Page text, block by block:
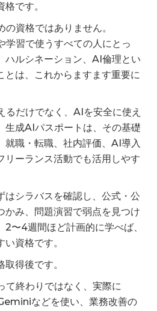
です。
資格ではありません。
学習で使うすべての人にとっ
ハルシネーション、AI倫理とい
とは、これからますます重要に
るだけでなく、AIを安全に使え
生成AIパスポートは、その基礎
就職・転職、社内評価、AI導入
リーランス活動でも活用しやす
はシラバスを確認し、公式・公
かみ、問題演習で弱点を見つけ
2〜4週間ほど計画的に学べば、
資格です。
得後です。
て終わりではなく、実際に
などを使い、業務改善の